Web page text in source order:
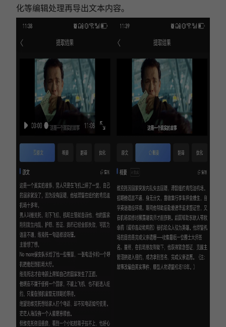
化等编辑处理再导出文本内容。